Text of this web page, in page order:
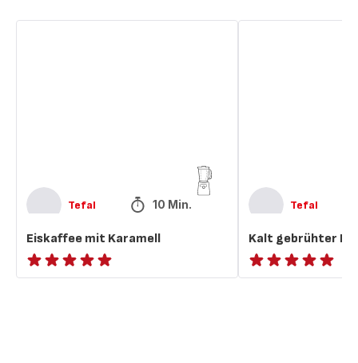
Tefal 10 Min.
Eiskaffee mit Karamell
ratings.NaN
Tefal
Kalt gebrühter
ratings.NaN